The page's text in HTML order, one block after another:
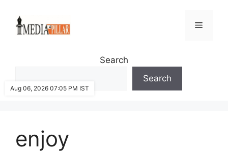
content
Menu
Search
Search
enjoy
Aug 06, 2026 07:05 PM IST